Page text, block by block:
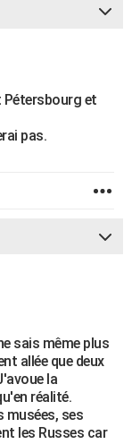
Pétersbourg et
pas.
sais même plus
allée que deux
la
réalité.
musées, ses
les Russes car